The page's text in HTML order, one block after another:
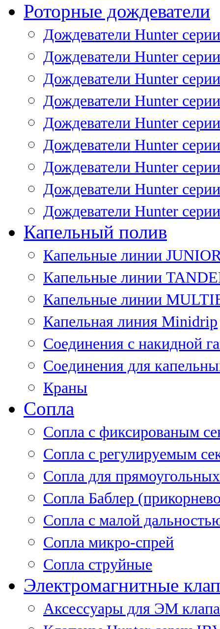
Роторные дождеватели
Дождеватели Hunter
Дождеватели Hunter
Дождеватели Hunter
Дождеватели Hunter
Дождеватели Hunter
Дождеватели Hunter
Дождеватели Hunter
Дождеватели Hunter
Дождеватели Hunter
Капельный полив
Капельные линии
Капельные линии
Капельные линии
Капельная линия Minidrip
Соединения с накидной
Соединения для
Краны
Сопла
Cопла с фиксированым
Сопла с регулируемым
Сопла для
Сопла Баблер
Сопла с малой
Сопла микро-спрей
Сопла струйные
Электромагнитные
Аксессуары для ЭМ